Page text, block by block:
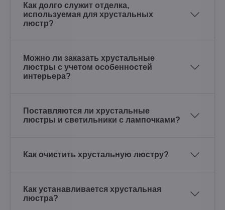
Как долго служит отделка,
используемая для хрустальных
люстр?
Можно ли заказать хрустальные
люстры с учетом особенностей
интерьера?
Поставляются ли хрустальные
люстры и светильники с лампочками?
Как очистить хрустальную люстру?
Как устанавливается хрустальная
люстра?